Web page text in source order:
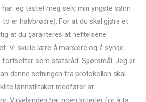
jeg testet meg selv, min yngste sønn
er halvbrødre). For at du skal gjøre et
at du garanteres at heftelsene
Vi skulle lære å marsjere og å synge
fortsetter som statsråd. Spørsmål: Jeg er
denne setningen fra protokollen skal
lønnstiltaket medfører at
Virvelvinden har noen kriterier for å ta